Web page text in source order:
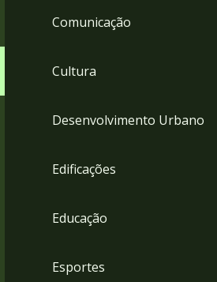
Comunicação
Cultura
Desenvolvimento Urbano
Edificações
Educação
Esportes